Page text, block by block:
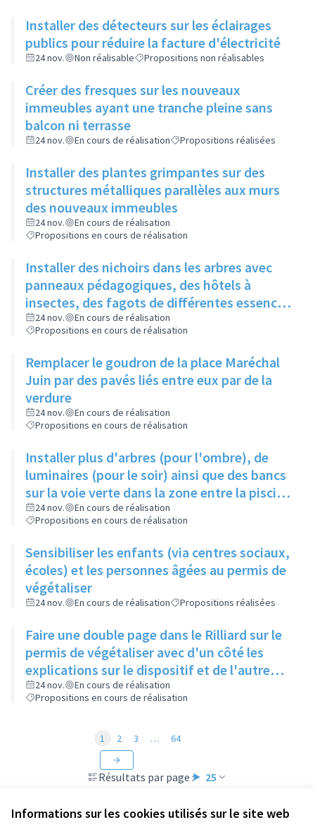
Informations sur les cookies utilisés sur le site web
Installer des détecteurs sur les éclairages
publics pour réduire la facture d'électricité
24 nov. Non réalisable Propositions non réalisables
Créer des fresques sur les nouveaux
immeubles ayant une tranche pleine sans
balcon ni terrasse
24 nov. En cours de réalisation Propositions réalisées
Installer des plantes grimpantes sur des
structures métalliques parallèles aux murs
des nouveaux immeubles
24 nov.
En cours de réalisation
Propositions en cours de réalisation
Installer des nichoirs dans les arbres avec
panneaux pédagogiques, des hôtels à
insectes, des fagots de différentes essences
pour stimuler la biodiversité sur la place du
Château à la Roue
24 nov.
En cours de réalisation
Propositions en cours de réalisation
Remplacer le goudron de la place Maréchal
Juin par des pavés liés entre eux par de la
verdure
24 nov.
En cours de réalisation
Propositions en cours de réalisation
Installer plus d'arbres (pour l'ombre), de
luminaires (pour le soir) ainsi que des bancs
sur la voie verte dans la zone entre la piscine
et la rue de l'Industrie
24 nov.
En cours de réalisation
Propositions en cours de réalisation
Sensibiliser les enfants (via centres sociaux,
écoles) et les personnes âgées au permis de
végétaliser
24 nov. En cours de réalisation Propositions réalisées
Faire une double page dans le Rilliard sur le
permis de végétaliser avec d'un côté les
explications sur le dispositif et de l'autre
côté des exemples concrets de lieux à
investir
24 nov.
En cours de réalisation
Propositions en cours de réalisation
Résultats par page : 25
1 2 3 … 64